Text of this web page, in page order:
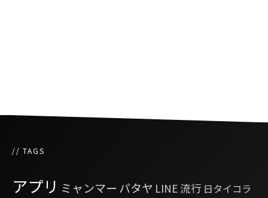
// TAGS
アプリ ミャンマー パタヤ LINE流行 日タイコラ